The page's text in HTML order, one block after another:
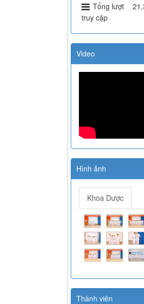
Tổng lượt
truy cập
Video
Hình ảnh
Khoa Dược
Thành viên